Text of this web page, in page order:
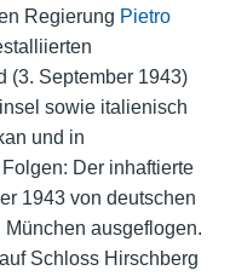
Regierung Pietro
(3. September 1943)
sowie italienisch
und in
Der inhaftierte
1943 von deutschen
ausgeflogen.
Schloss Hirschberg